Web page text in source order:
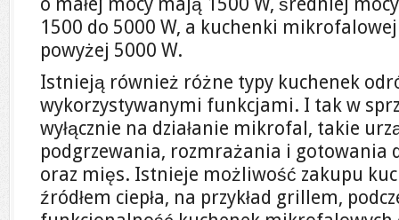
1500 do 5000 W, a kuchenki
powyżej 5000 W.
Istnieją również różne typy kuchenek
wykorzystywanymi funkcjami. I tak w
wyłącznie na działanie mikrofal, takie
podgrzewania, rozmrażania i gotowania
oraz mięs. Istnieje możliwość zakupu
źródłem ciepła, na przykład grillem,